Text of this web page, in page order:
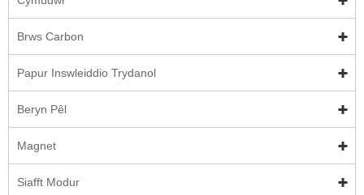
Brws Carbon
Papur Inswleiddio Trydanol
Beryn Pêl
Magnet
Siafft Modur